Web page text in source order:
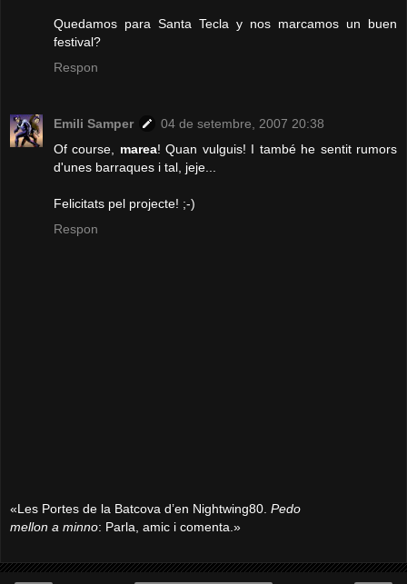
Quedamos para Santa Tecla y nos marcamos un buen
festival?
Respon
Emili Samper
04 de setembre, 2007 20:38
Of course, marea! Quan vulguis! I també he sentit rumors
d'unes barraques i tal, jeje...
Felicitats pel projecte! ;-)
Respon
«Les Portes de la Batcova d’en Nightwing80. Pedo
mellon a minno: Parla, amic i comenta.»